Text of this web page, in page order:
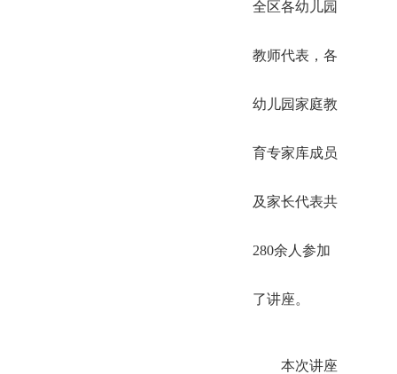
全区各幼儿园
教师代表，各
幼儿园家庭教
育专家库成员
及家长代表共
280余人参加
了讲座。
本次讲座